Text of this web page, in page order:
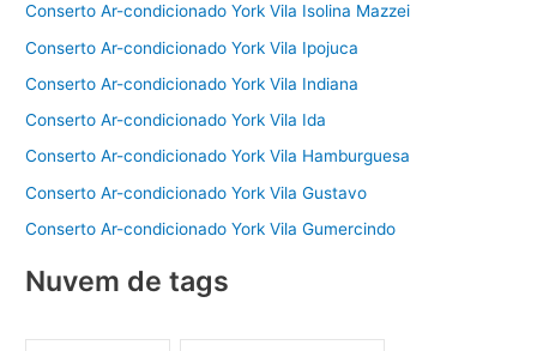
Conserto Ar-condicionado York Vila Isolina Mazzei
Conserto Ar-condicionado York Vila Ipojuca
Conserto Ar-condicionado York Vila Indiana
Conserto Ar-condicionado York Vila Ida
Conserto Ar-condicionado York Vila Hamburguesa
Conserto Ar-condicionado York Vila Gustavo
Conserto Ar-condicionado York Vila Gumercindo
Nuvem de tags